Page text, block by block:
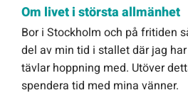
Om livet i största allmänhet
Bor i Stockholm och på fritiden
del av min tid i stallet där jag
tävlar hoppning med. Utöver
spendera tid med mina vänner.